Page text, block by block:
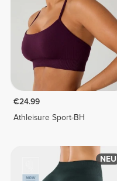
€24.99
Athleisure Sport-BH
NEU